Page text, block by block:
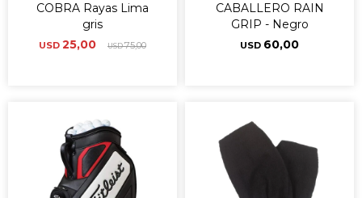
COBRA Rayas Lima
gris
USD 25,00 USD75,00
CABALLERO RAIN
GRIP - Negro
USD 60,00